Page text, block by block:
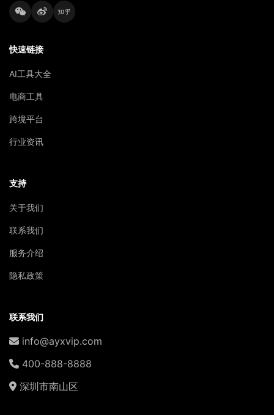
快速链接
AI工具大全
电商工具
跨境平台
行业资讯
支持
关于我们
联系我们
服务介绍
隐私政策
联系我们
info@ayxvip.com
400-888-8888
深圳市南山区